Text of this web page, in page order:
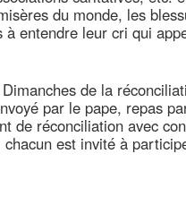
du monde, les
entendre leur cri qui
de la
par le pape, repas
de réconciliation avec
est invité à